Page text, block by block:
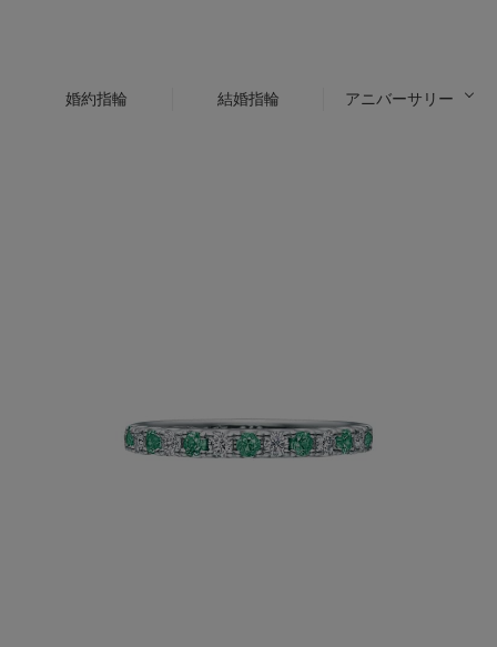
婚約指輪 結婚指輪 アニバーサリー